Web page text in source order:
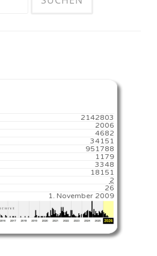
2142803
2006
4682
34151
951788
1179️
3348
18151️
2
26
1. November 2009